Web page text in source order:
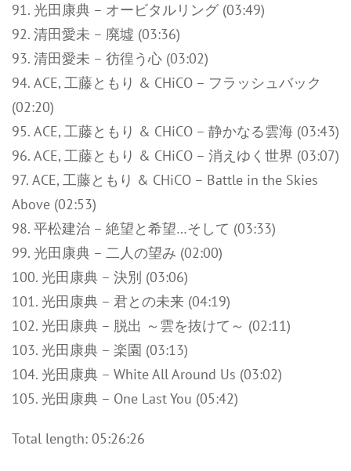
91. 光田康典 – オービタルリング (03:49)
92. 清田愛未 – 廃墟 (03:36)
93. 清田愛未 – 彷徨う心 (03:02)
94. ACE, 工藤ともり & CHiCO – フラッシュバック
(02:20)
95. ACE, 工藤ともり & CHiCO – 静かなる雲海 (03:43)
96. ACE, 工藤ともり & CHiCO – 消えゆく世界 (03:07)
97. ACE, 工藤ともり & CHiCO – Battle in the Skies
Above (02:53)
98. 平松建治 – 絶望と希望…そして (03:33)
99. 光田康典 – 二人の望み (02:00)
100. 光田康典 – 決別 (03:06)
101. 光田康典 – 君との未来 (04:19)
102. 光田康典 – 脱出 ～雲を抜けて～ (02:11)
103. 光田康典 – 楽園 (03:13)
104. 光田康典 – White All Around Us (03:02)
105. 光田康典 – One Last You (05:42)
Total length: 05:26:26